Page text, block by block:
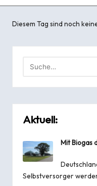
T
a
g
h
Gesellschaft
Diesem Tag sind noch
Aktuell:
Mit Biogas
Selbstversorger